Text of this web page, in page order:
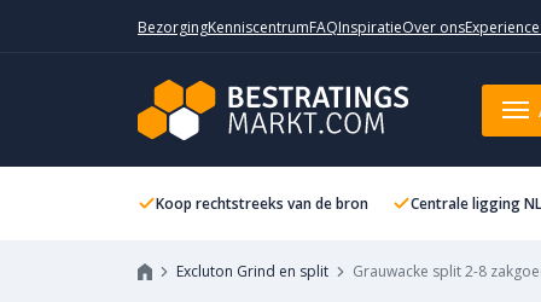
BezorgingKenniscentrumFAQInspiratieOver ons
Koop rechtstreeks van de bron Centrale ligging NL
Excluton Grind en split Grauwacke split 2-8
Grauwacke split 2-8 zakgoed